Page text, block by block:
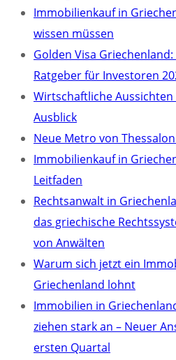
Immobilienkauf in
wissen müssen
Golden Visa
Ratgeber für Investoren
Wirtschaftliche
Ausblick
Neue Metro von
Immobilienkauf in
Leitfaden
Rechtsanwalt in
das griechische
von Anwälten
Warum sich jetzt ein
Griechenland lohnt
Immobilien in
ziehen stark an – Neuer
ersten Quartal